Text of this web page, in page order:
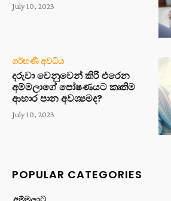
July 10, 2023
ගර්භණී අවධිය
දරුවා වෙනුවෙන් කිරි එරෙන
අම්මලාගේ පෝෂණයට කෘතිම
ආහාර පාන අවශ්‍යමද?
July 10, 2023
POPULAR CATEGORIES